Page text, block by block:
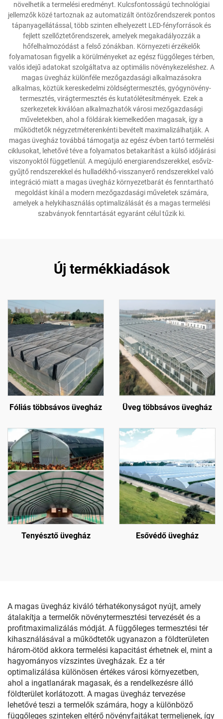
növelhetik a termelési eredményt. Kulcsfontosságú technológiai
jellemzők közé tartoznak az automatizált öntözőrendszerek pontos
tápanyagellátással, több szinten elhelyezett LED-fényforrások és
fejlett szellőztetőrendszerek, amelyek megakadályozzák a
hőfelhalmozódást a felső zónákban. Környezeti érzékelők
folyamatosan figyelik a körülményeket az egész függőleges térben,
valós idejű adatokat szolgáltatva az optimális növénykezeléshez. A
magas üvegház különféle mezőgazdasági alkalmazásokra
alkalmas, köztük kereskedelmi zöldségtermesztés, gyógynövény-
termesztés, virágtermesztés és kutatólétesítmények. Ezek a
szerkezetek kiválóan alkalmazhatók városi mezőgazdasági
műveletekben, ahol a földárak kiemelkedően magasak, így a
működtetők négyzetméterenkénti bevételt maximalizálhatják. A
magas üvegház továbbá támogatja az egész évben tartó termelési
ciklusokat, lehetővé téve a folyamatos betakarítást a külső időjárási
viszonyoktól függetlenül. A megújuló energiarendszerekkel, esővíz-
gyűjtő rendszerekkel és hulladékhő-visszanyerő rendszerekkel való
integráció miatt a magas üvegház környezetbarát és fenntartható
megoldást kínál a modern mezőgazdasági műveletek számára,
amelyek a helykihasználás optimalizálását és a magas termelési
szabványok fenntartását egyaránt célul tűzik ki.
Új termékkiadások
Fóliás többsávos üvegház Üveg többsávos üvegház
Tenyésztő üvegház Esővédő üvegház
A magas üvegház kiváló térhatékonyságot nyújt, amely
átalakítja a termelők növénytermesztési tervezését és a
profitmaximalizálás módját. A függőleges termesztési tér
kihasználásával a működtetők ugyanazon a földterületen
három-ötöd akkora termelési kapacitást érhetnek el, mint a
hagyományos vízszintes üvegházak. Ez a tér
optimalizálása különösen értékes városi környezetben,
ahol a ingatlanárak magasak, és a rendelkezésre álló
földterület korlátozott. A magas üvegház tervezése
lehetővé teszi a termelők számára, hogy a különböző
függőleges szinteken eltérő növényfajtákat termeljenek, így